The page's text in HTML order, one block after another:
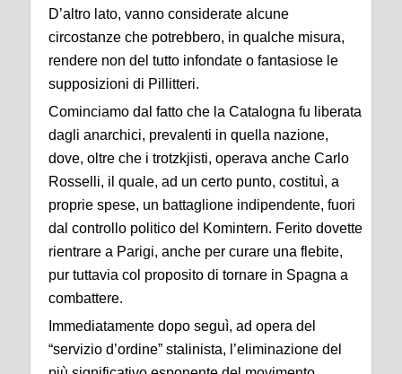
D’altro lato, vanno considerate alcune
circostanze che potrebbero, in qualche misura,
rendere non del tutto infondate o fantasiose le
supposizioni di Pillitteri.
Cominciamo dal fatto che la Catalogna fu liberata
dagli anarchici, prevalenti in quella nazione,
dove, oltre che i trotzkjisti, operava anche Carlo
Rosselli, il quale, ad un certo punto, costituì, a
proprie spese, un battaglione indipendente, fuori
dal controllo politico del Komintern. Ferito dovette
rientrare a Parigi, anche per curare una flebite,
pur tuttavia col proposito di tornare in Spagna a
combattere.
Immediatamente dopo seguì, ad opera del
“servizio d’ordine” stalinista, l’eliminazione del